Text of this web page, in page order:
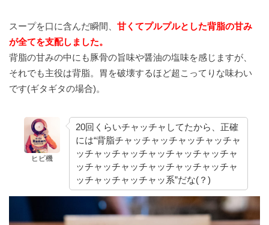
スープを口に含んだ瞬間、 甘くてプルプルとした背脂の甘み
が全てを支配しました。
背脂の甘みの中にも豚骨の旨味や醤油の塩味を感じますが、
それでも主役は背脂。胃を破壊するほど超こってりな味わい
です(ギタギタの場合)。
ヒビ機
20回くらいチャッチャしてたから、正確
には“背脂チャッチャッチャッチャッチャ
ッチャッチャッチャッチャッチャッチャ
ッチャッチャッチャッチャッチャッチャ
ッチャッチャッチャッ系”だな(？)